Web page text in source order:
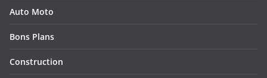
Auto Moto
Bons Plans
Construction